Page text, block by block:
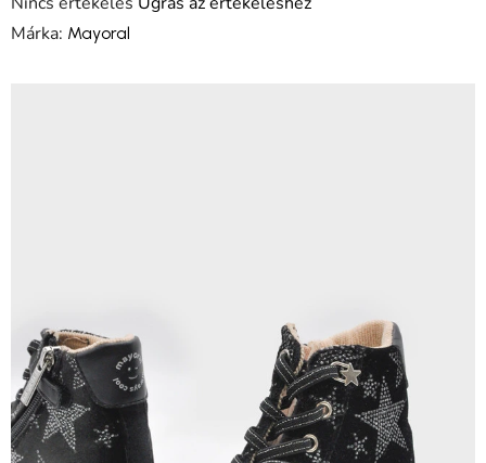
Márka: Mayoral